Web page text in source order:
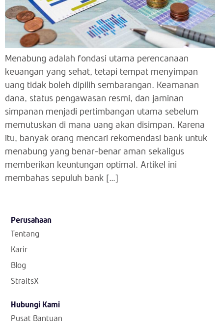
Menabung adalah fondasi utama perencanaan
keuangan yang sehat, tetapi tempat menyimpan
uang tidak boleh dipilih sembarangan. Keamanan
dana, status pengawasan resmi, dan jaminan
simpanan menjadi pertimbangan utama sebelum
memutuskan di mana uang akan disimpan. Karena
itu, banyak orang mencari rekomendasi bank untuk
menabung yang benar-benar aman sekaligus
memberikan keuntungan optimal. Artikel ini
membahas sepuluh bank […]
Perusahaan
Tentang
Karir
Blog
StraitsX
Hubungi Kami
Pusat Bantuan